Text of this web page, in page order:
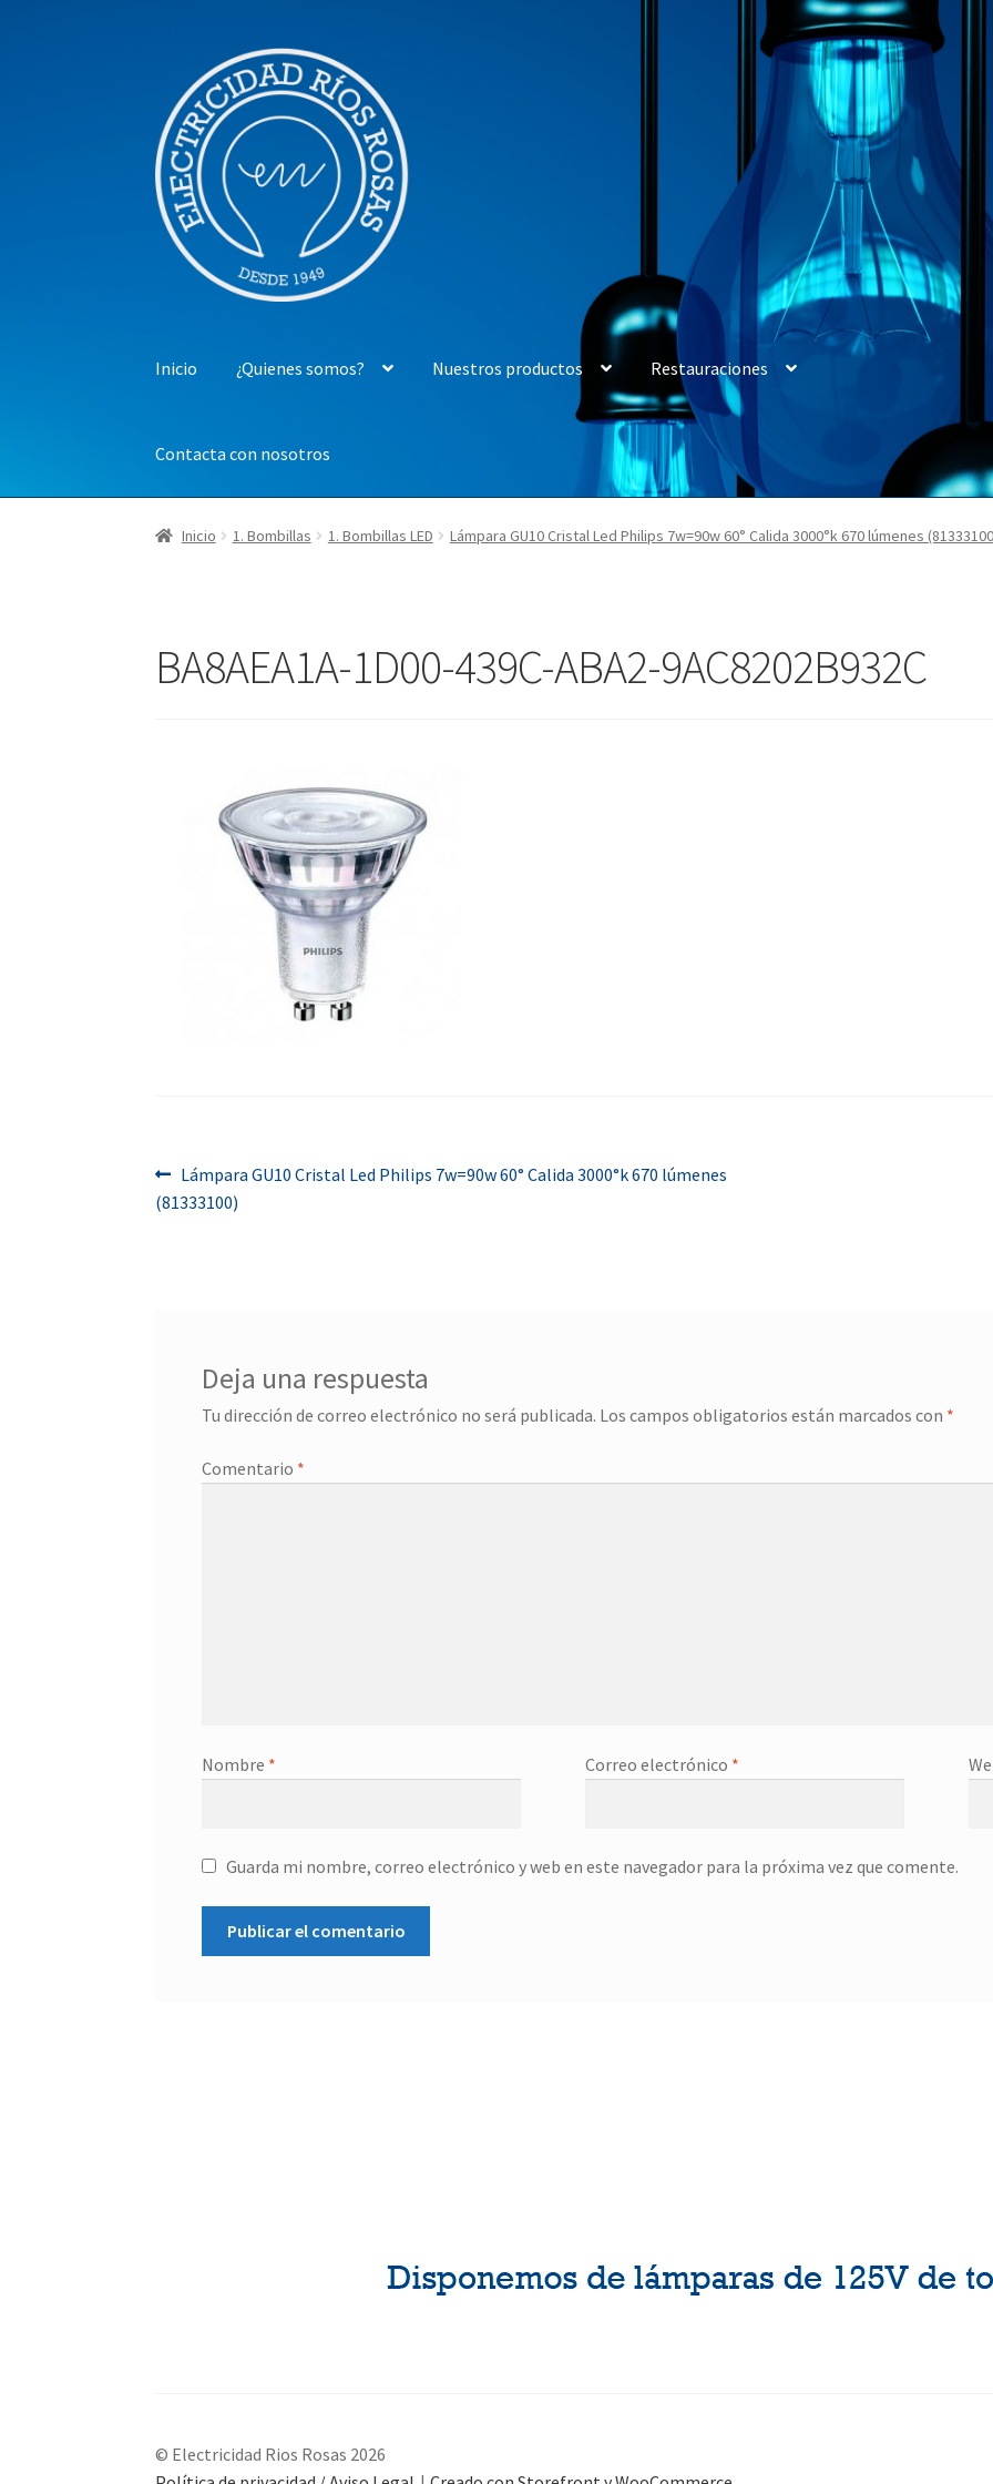
la
navegación
contenido
Inicio ¿Quienes somos? Nuestros productos Restauraciones
Contacta con nosotros
Inicio 1. Bombillas 1. Bombillas LED Lámpara GU10 Cristal Led Philips 7w=90w 60° Calida 3000°k 670 lúmenes
BA8AEA1A-1D00-439C-ABA2-9AC8202B932C
Navegación
de
Anterior:
Lámpara GU10 Cristal Led Philips 7w=90w 60° Calida 3000°k 670 lúmenes
(81333100)
Deja una respuesta
Tu dirección de correo electrónico no será publicada. Los campos obligatorios están marcados con *
Comentario *
Nombre * Correo electrónico *
Guarda mi nombre, correo electrónico y web en este navegador para la próxima vez que comente.
© Electricidad Rios Rosas 2026